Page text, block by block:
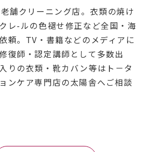
舗クリーニング店。衣類の焼け
レ-ルの色褪せ修正など全国・海
頼。TV・書籍などのメディアに
復師・認定講師として多数出
りの衣類・靴カバン等はト－タ
ンケア専門店の太陽舎へご相談